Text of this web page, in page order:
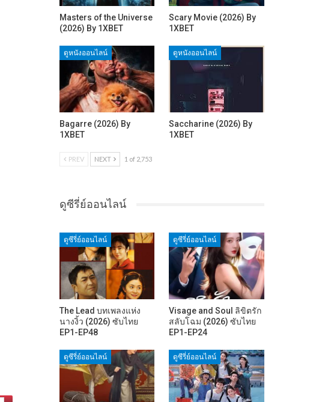
Masters of the Universe
(2026) By 1XBET
Scary Movie (2026) By
1XBET
ดูหนังออนไลน์
Bagarre (2026) By
1XBET
ดูหนังออนไลน์
Saccharine (2026) By
1XBET
PREV NEXT 1 of 2,753
ดูซีรี่ย์ออนไลน์
ดูซีรี่ย์ออนไลน์
The Lead บทเพลงแห่ง
นางงิ้ว (2026) ซับไทย
EP1-EP48
ดูซีรี่ย์ออนไลน์
Visage and Soul ลิขิตรัก
สลับโฉม (2026) ซับไทย
EP1-EP24
ดูซีรี่ย์ออนไลน์ ดูซีรี่ย์ออนไลน์